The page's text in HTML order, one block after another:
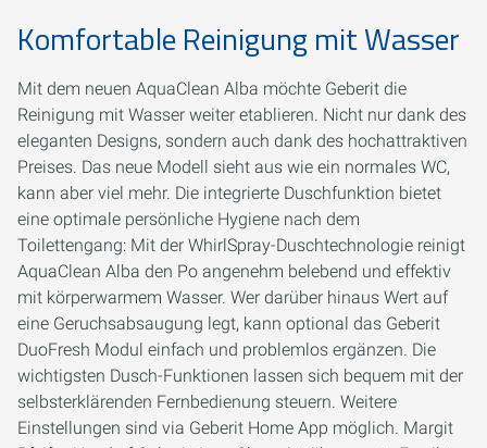
Komfortable Reinigung mit Wasser
Mit dem neuen AquaClean Alba möchte Geberit die
Reinigung mit Wasser weiter etablieren. Nicht nur dank des
eleganten Designs, sondern auch dank des hochattraktiven
Preises. Das neue Modell sieht aus wie ein normales WC,
kann aber viel mehr. Die integrierte Duschfunktion bietet
eine optimale persönliche Hygiene nach dem
Toilettengang: Mit der WhirlSpray-Duschtechnologie reinigt
AquaClean Alba den Po angenehm belebend und effektiv
mit körperwarmem Wasser. Wer darüber hinaus Wert auf
eine Geruchsabsaugung legt, kann optional das Geberit
DuoFresh Modul einfach und problemlos ergänzen. Die
wichtigsten Dusch-Funktionen lassen sich bequem mit der
selbsterklärenden Fernbedienung steuern. Weitere
Einstellungen sind via Geberit Home App möglich. Margit